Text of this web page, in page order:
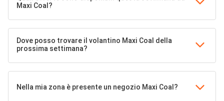
Maxi Coal?
Dove posso trovare il volantino Maxi Coal della
prossima settimana?
Nella mia zona è presente un negozio Maxi Coal?